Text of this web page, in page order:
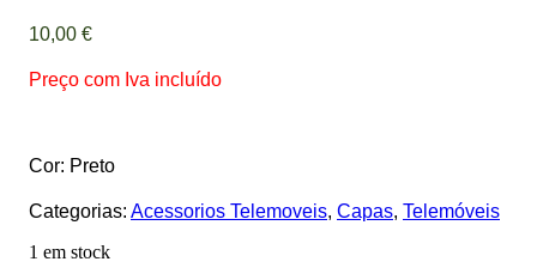
10,00 €
Preço com Iva incluído
Cor: Preto
Categorias: Acessorios Telemoveis, Capas, Telemóveis
1 em stock